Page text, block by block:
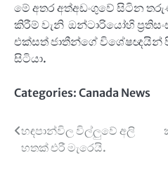
මේ අතර අත්අඩංගුවේ සිටින
කිරීම් වැනි ඔන්ටාරියෝහි
එක්සත් ජාතීන්ගේ විශේෂඥයින්
සිටියා.
Categories: Canada News
Post
navigation
හඳපාන්විල විල්ලුවේ අලි
හතක් එරී මැරෙයි.